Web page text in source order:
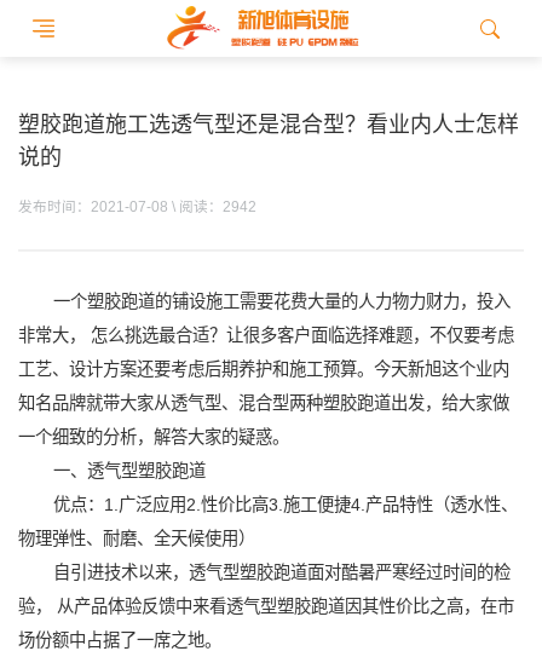
塑胶跑道施工选透气型还是混合型？看业内人士怎样
说的
发布时间：2021-07-08 \ 阅读：2942
一个塑胶跑道的铺设施工需要花费大量的人力物力财力，投入
非常大， 怎么挑选最合适？让很多客户面临选择难题，不仅要考虑
工艺、设计方案还要考虑后期养护和施工预算。今天新旭这个业内
知名品牌就带大家从透气型、混合型两种塑胶跑道出发，给大家做
一个细致的分析，解答大家的疑惑。
一、透气型塑胶跑道
优点：1.广泛应用2.性价比高3.施工便捷4.产品特性（透水性、
物理弹性、耐磨、全天候使用）
自引进技术以来，透气型塑胶跑道面对酷暑严寒经过时间的检
验， 从产品体验反馈中来看透气型塑胶跑道因其性价比之高，在市
场份额中占据了一席之地。